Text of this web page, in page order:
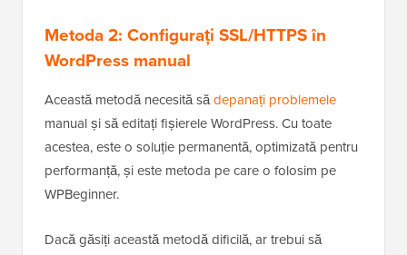
Metoda 2: Configurați SSL/HTTPS în
WordPress manual
Această metodă necesită sădepanați problemele
manual și să editați fișierele WordPress. Cu toate
acestea, este o soluție permanentă, optimizată pentru
performanță, și este metoda pe care o folosim pe
WPBeginner.
Dacă găsiți această metodă dificilă, ar trebui să